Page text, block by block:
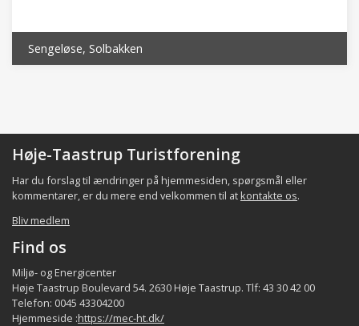
Sengeløse, Solbakken
Høje-Taastrup Turistforening
Har du forslag til ændringer på hjemmesiden, spørgsmål eller
kommentarer, er du mere end velkommen til at kontakte os.
Bliv medlem
Find os
Miljø- og Energicenter
Høje Taastrup Boulevard 54. 2630 Høje Taastrup. Tlf: 43 30 42 00
Telefon: 0045 43304200
Hjemmeside :https://mec-ht.dk/